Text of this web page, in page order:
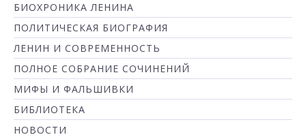
БИОХРОНИКА ЛЕНИНА
ПОЛИТИЧЕСКАЯ БИОГРАФИЯ
ЛЕНИН И СОВРЕМЕННОСТЬ
ПОЛНОЕ СОБРАНИЕ СОЧИНЕНИЙ
МИФЫ И ФАЛЬШИВКИ
БИБЛИОТЕКА
НОВОСТИ